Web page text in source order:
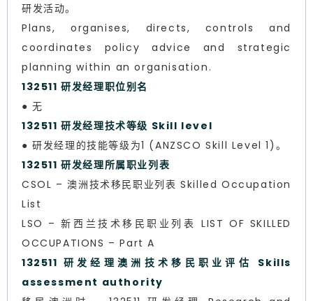
研发活动。
Plans, organises, directs, controls and
coordinates policy advice and strategic
planning within an organisation.
132511 研发经理职位别名
● 无
132511 研发经理技术等级 Skill level
● 研发经理的技能等级为1 (ANZSCO Skill Level 1)。
132511 研发经理所属职业列表
CSOL – 澳洲技术移民职业列表 Skilled Occupation
List
LSO – 新西兰技术移民职业列表 LIST OF SKILLED
OCCUPATIONS – Part A
132511 研发经理澳洲技术移民职业评估 Skills
assessment authority